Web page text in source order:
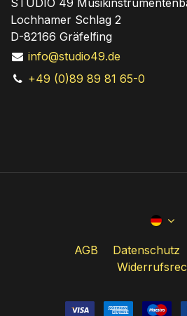
STUDIO 49
Lochhamer Schlag 2
D-82166 Gräfelfing
info@studio49.de
+49 (0)89 89 81 65-0
AGB Datenschutz